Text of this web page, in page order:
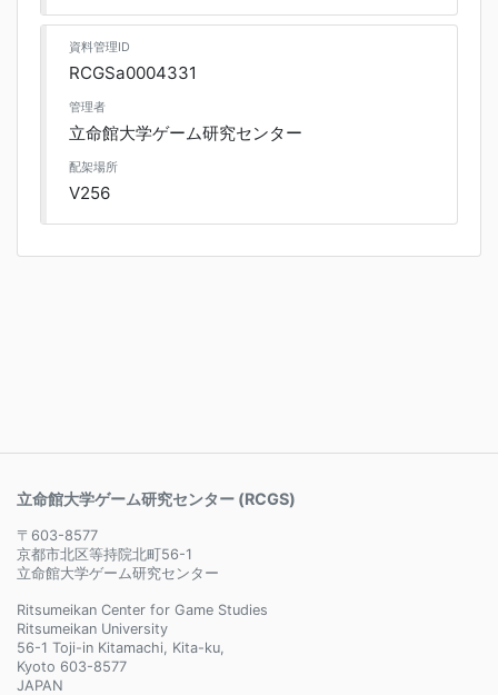
資料管理ID
RCGSa0004331
管理者
立命館大学ゲーム研究センター
配架場所
V256
立命館大学ゲーム研究センター (RCGS)
〒603-8577
京都市北区等持院北町56-1
立命館大学ゲーム研究センター
Ritsumeikan Center for Game Studies
Ritsumeikan University
56-1 Toji-in Kitamachi, Kita-ku,
Kyoto 603-8577
JAPAN